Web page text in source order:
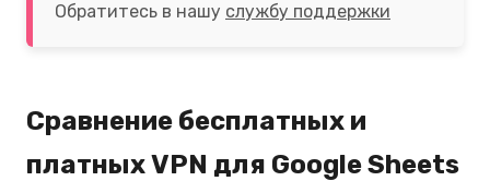
Обратитесь в нашу службу поддержки
Сравнение бесплатных и
платных VPN для Google Sheets